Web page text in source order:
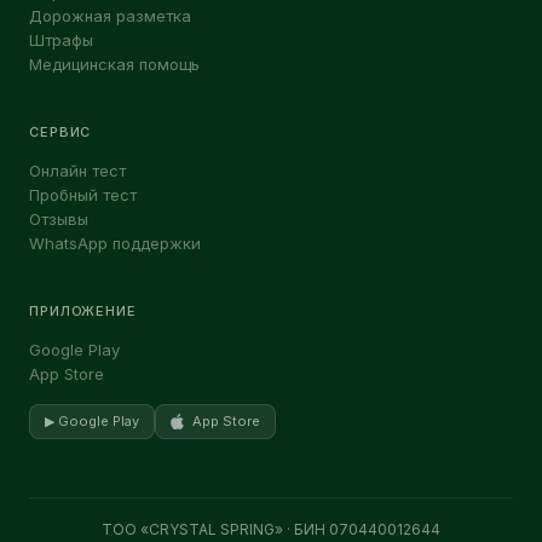
Дорожная разметка
Штрафы
Медицинская помощь
СЕРВИС
Онлайн тест
Пробный тест
Отзывы
WhatsApp поддержки
ПРИЛОЖЕНИЕ
Google Play
App Store
▶ Google Play App Store
ТОО «CRYSTAL SPRING» · БИН 070440012644